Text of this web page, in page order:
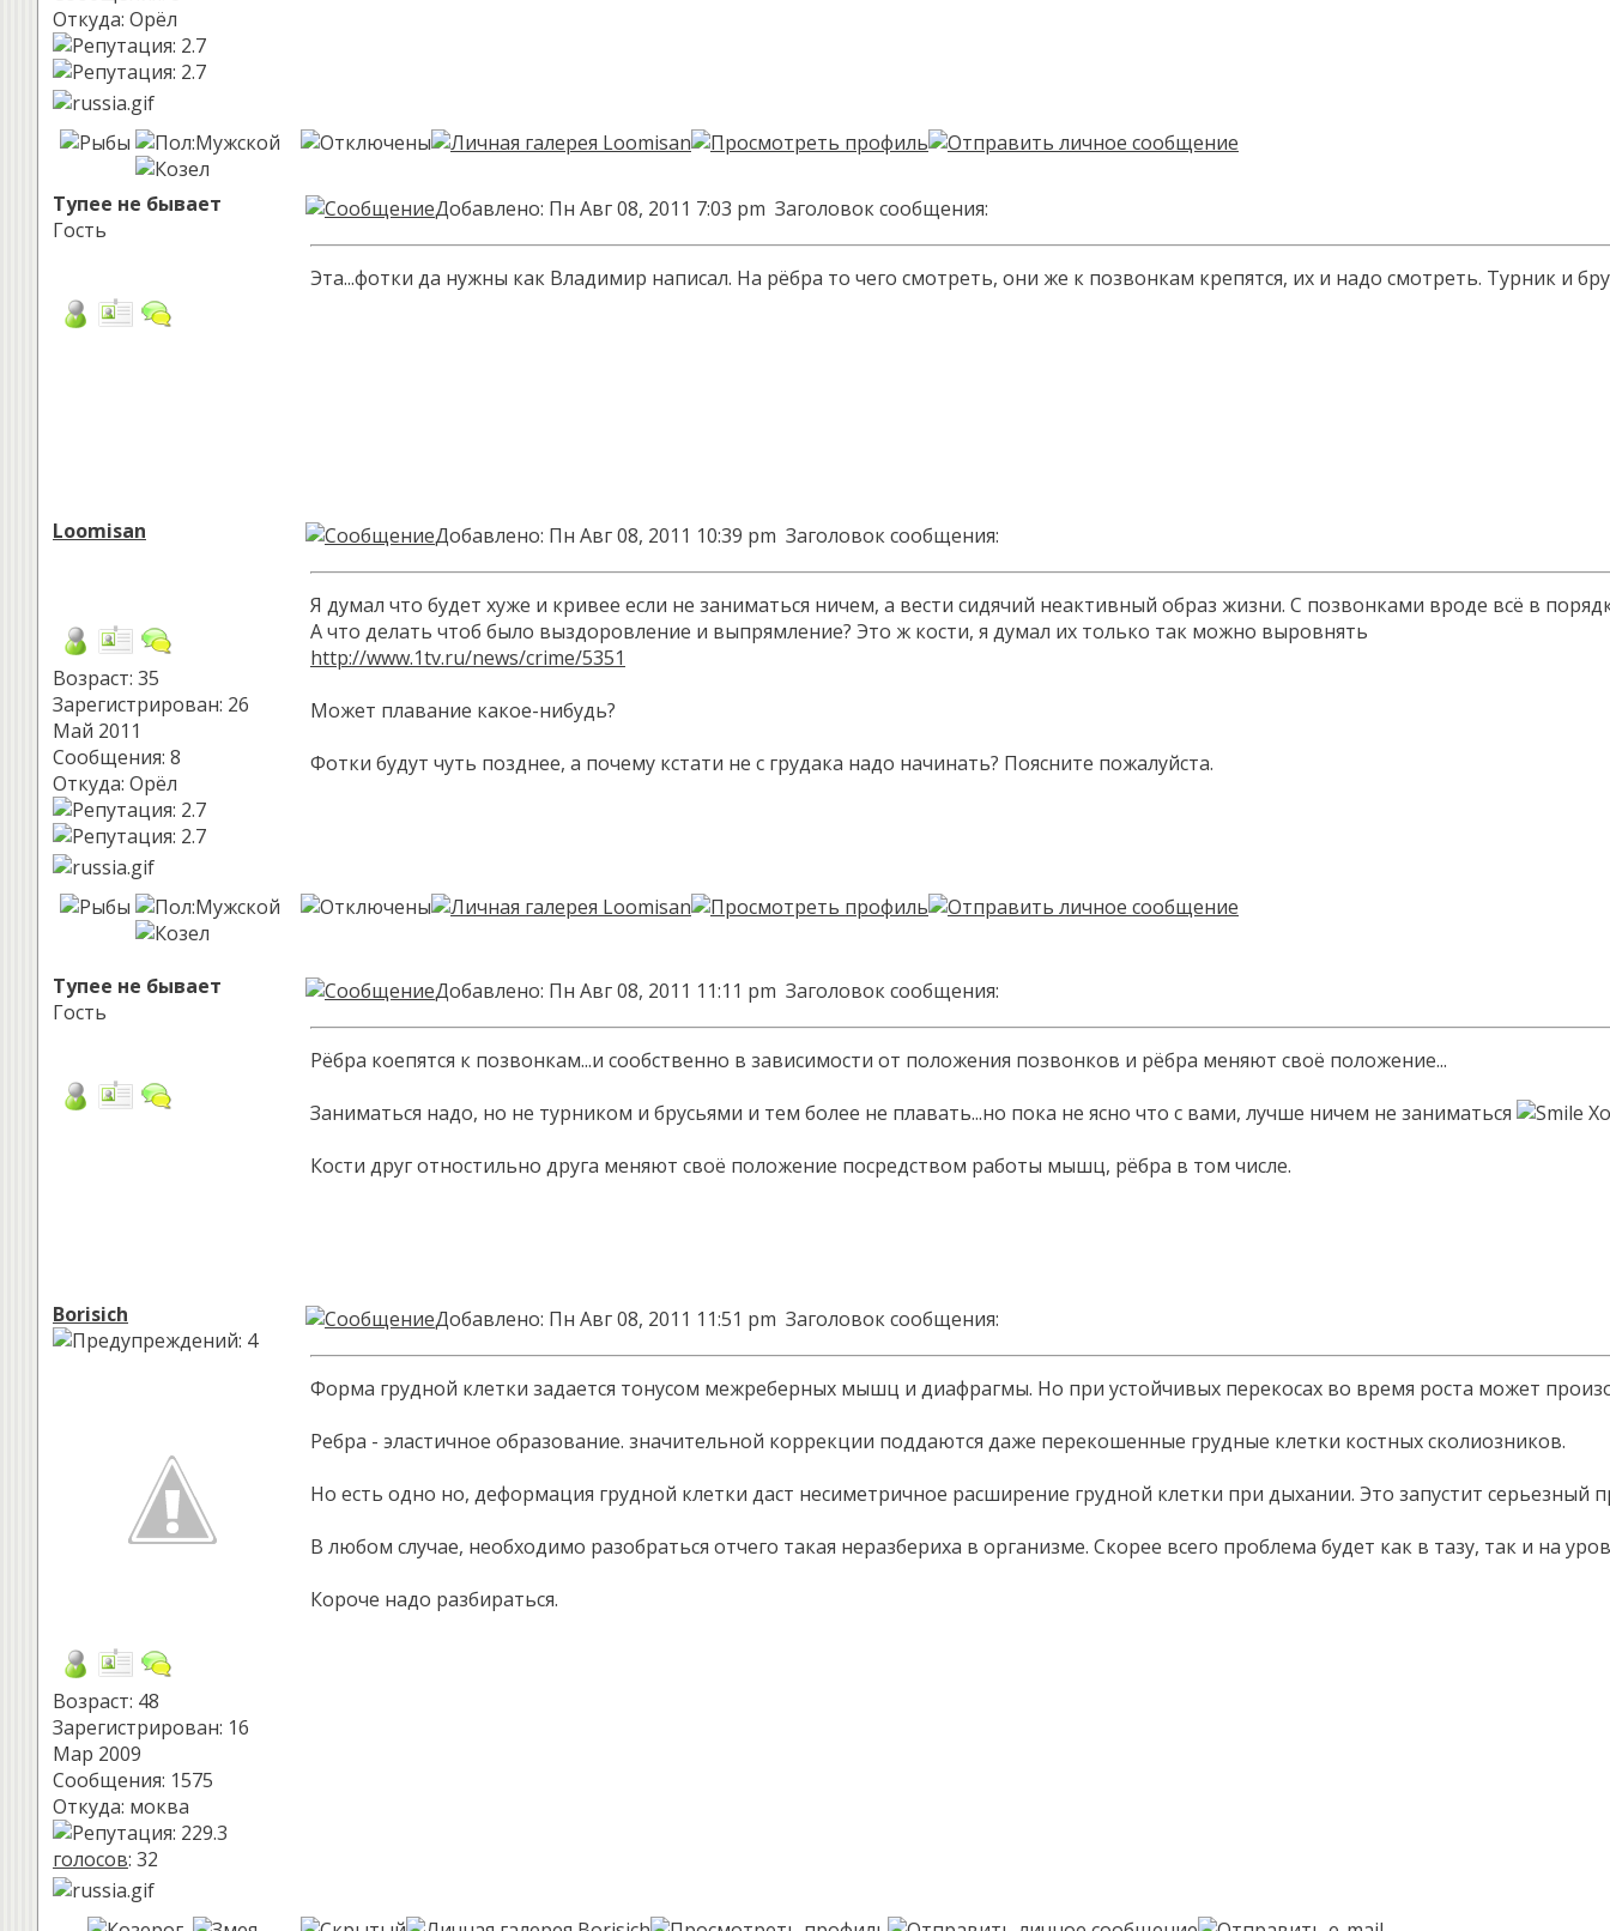
Откуда: Орёл
Тупее не бывает
Гость
Добавлено: Пн Авг 08, 2011 7:03 pm Заголовок сообщения:
Эта...фотки да нужны как Владимир написал. На рёбра то чего смотреть, они же к позвонкам крепятся, их и надо смотреть. Турник
Loomisan
Возраст: 35
Зарегистрирован: 26
Май 2011
Сообщения: 8
Откуда: Орёл
Добавлено: Пн Авг 08, 2011 10:39 pm Заголовок сообщения:
Я думал что будет хуже и кривее если не заниматься ничем, а вести сидячий неактивный образ жизни. С позвонками вроде всё в
А что делать чтоб было выздоровление и выпрямление? Это ж кости, я думал их только так можно выровнять
http://www.1tv.ru/news/crime/5351
Может плавание какое-нибудь?
Фотки будут чуть позднее, а почему кстати не с грудака надо начинать? Поясните пожалуйста.
Тупее не бывает
Гость
Добавлено: Пн Авг 08, 2011 11:11 pm Заголовок сообщения:
Рёбра коепятся к позвонкам...и сообственно в зависимости от положения позвонков и рёбра меняют своё положение...
Заниматься надо, но не турником и брусьями и тем более не плавать...но пока не ясно что с вами, лучше ничем не заниматься
Кости друг отностильно друга меняют своё положение посредством работы мышц, рёбра в том числе.
Borisich
Возраст: 48
Зарегистрирован: 16
Мар 2009
Сообщения: 1575
Откуда: моква
голосов: 32
Добавлено: Пн Авг 08, 2011 11:51 pm Заголовок сообщения:
Форма грудной клетки задается тонусом межреберных мышц и диафрагмы. Но при устойчивых перекосах во время роста может
Ребра - эластичное образование. значительной коррекции поддаются даже перекошенные грудные клетки костных сколиозников.
Но есть одно но, деформация грудной клетки даст несиметричное расширение грудной клетки при дыхании. Это запустит
В любом случае, необходимо разобраться отчего такая неразбериха в организме. Скорее всего проблема будет как в тазу, так и на
Короче надо разбираться.